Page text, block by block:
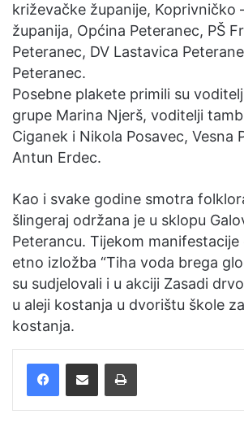
križevačke županije, Koprivničko
županija, Općina Peteranec, PŠ
Peteranec, DV Lastavica
Peteranec.
Posebne plakete primili su
grupe Marina Njerš, voditelji
Ciganek i Nikola Posavec, Vesna
Antun Erdec.
Kao i svake godine smotra
šlingeraj održana je u sklopu
Peterancu. Tijekom
etno izložba “Tiha voda brega
su sudjelovali i u akciji Zasadi
u aleji kostanja u dvorištu škole
kostanja.
FacebookPodijelite putem e-pošte Ispis